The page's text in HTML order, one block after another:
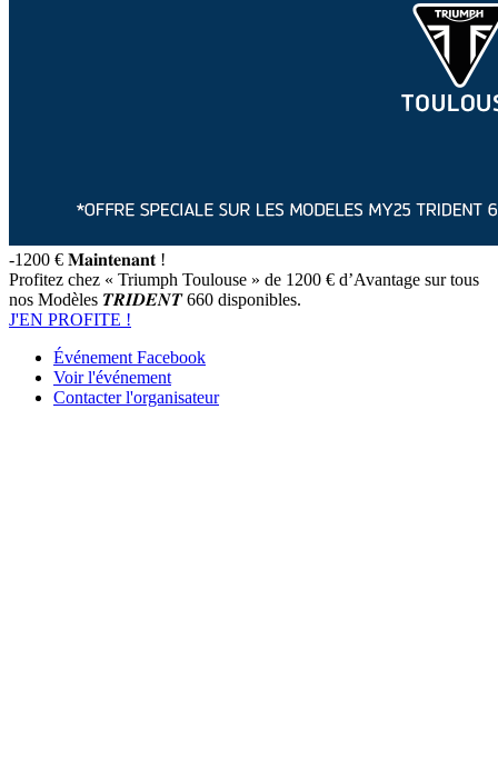
-1200 € 𝐌𝐚𝐢𝐧𝐭𝐞𝐧𝐚𝐧𝐭 !
Profitez chez « Triumph Toulouse » de 1200 € d’Avantage sur tous
nos Modèles 𝑻𝑹𝑰𝑫𝑬𝑵𝑻 660 disponibles.
J'EN PROFITE !
Événement Facebook
Voir l'événement
Contacter l'organisateur